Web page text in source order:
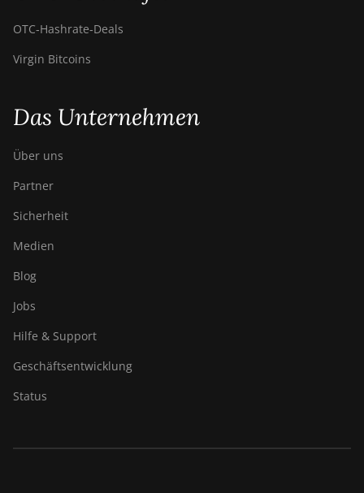
OTC‑Hashrate‑Deals
Virgin Bitcoins
Das Unternehmen
Über uns
Partner
Sicherheit
Medien
Blog
Jobs
Hilfe & Support
Geschäftsentwicklung
Status